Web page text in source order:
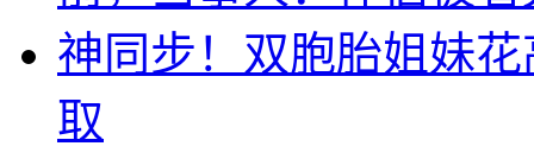
神同步！双胞胎姐妹
取